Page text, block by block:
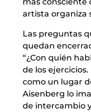
artista organiza
Las preguntas
quedan
“¿Con quién
de los
como un lugar
Aisenberg lo
de intercambio